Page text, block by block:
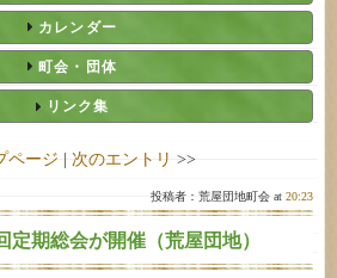
カレンダー
町会・団体
リンク集
ページ | 次のエントリ >>
投稿者：荒屋団地町会 at20:23
期総会が開催（荒屋団地）